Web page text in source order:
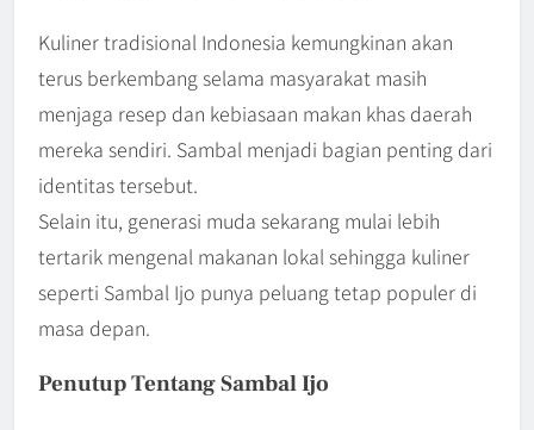
Kuliner tradisional Indonesia kemungkinan akan
terus berkembang selama masyarakat masih
menjaga resep dan kebiasaan makan khas daerah
mereka sendiri. Sambal menjadi bagian penting dari
identitas tersebut.
Selain itu, generasi muda sekarang mulai lebih
tertarik mengenal makanan lokal sehingga kuliner
seperti Sambal Ijo punya peluang tetap populer di
masa depan.
Penutup Tentang Sambal Ijo